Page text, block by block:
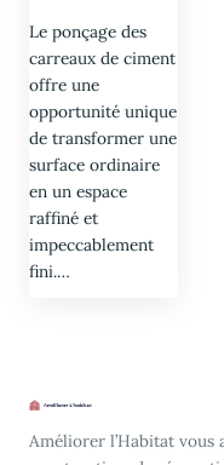
Le ponçage des
carreaux de ciment
offre une
opportunité unique
de transformer une
surface ordinaire
en un espace
raffiné et
impeccablement
fini.…
Améliorer l’Habitat vous